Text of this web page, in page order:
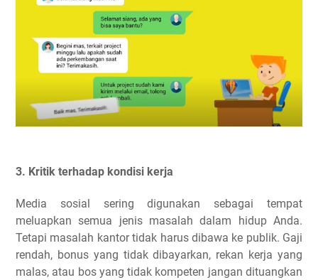
3. Kritik terhadap kondisi kerja
Media sosial sering digunakan sebagai tempat
meluapkan semua jenis masalah dalam hidup Anda.
Tetapi masalah kantor tidak harus dibawa ke publik. Gaji
rendah, bonus yang tidak dibayarkan, rekan kerja yang
malas, atau bos yang tidak kompeten jangan dituangkan